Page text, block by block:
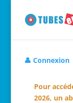
👤 Connexion
Pour
2026, un